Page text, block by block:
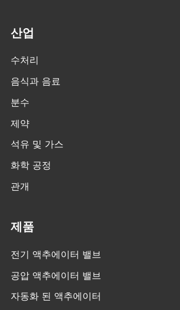
산업
수처리
음식과 음료
분수
제약
석유 및 가스
화학 공정
관개
제품
전기 액추에이터 밸브
공압 액추에이터 밸브
자동화 된 액추에이터